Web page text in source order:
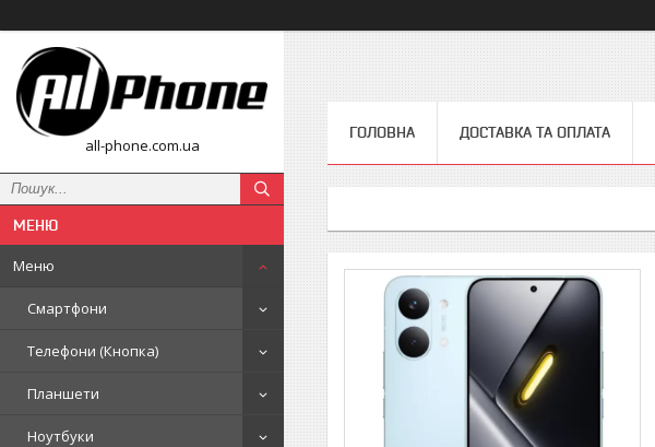
all-phone.com.ua
Меню
Смартфони
Телефони (Кнопка)
Планшети
Ноутбуки
ГОЛОВНА ДОСТАВКА ТА ОПЛАТА